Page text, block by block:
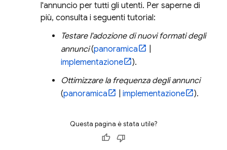
l'annuncio per tutti gli utenti. Per saperne di
più, consulta i seguenti tutorial:
Testare l'adozione di nuovi formati degli
annunci(panoramica
implementazione
).
Ottimizzare la frequenza degli annunci
(panoramica implementazione ).
Questa pagina è stata utile?